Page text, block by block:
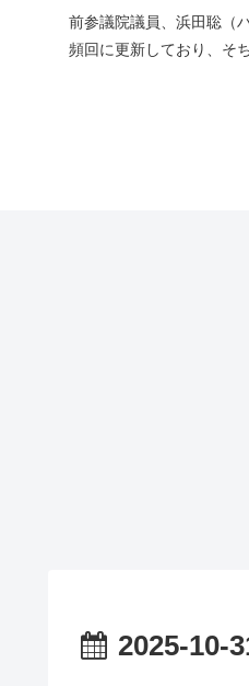
前参議院議員、浜田聡（
頻回に更新しており、そ
2025-10-